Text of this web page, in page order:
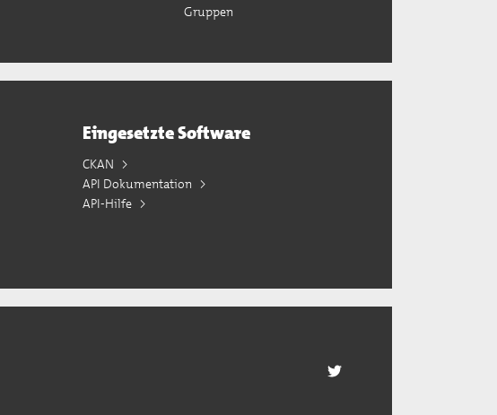
Gruppen
Eingesetzte Software
CKAN
API Dokumentation
API-Hilfe